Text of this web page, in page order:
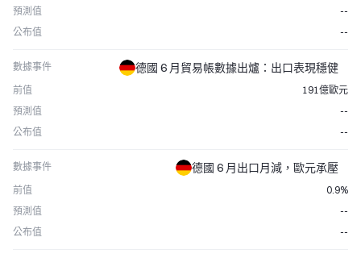
預測值
--
公布值
--
數據事件 德國 6 月貿易帳數據出爐：出口表現穩健
前值
191億歐元
預測值
--
公布值
--
數據事件 德國 6 月出口月減，歐元承壓
前值
0.9%
預測值
--
公布值
--